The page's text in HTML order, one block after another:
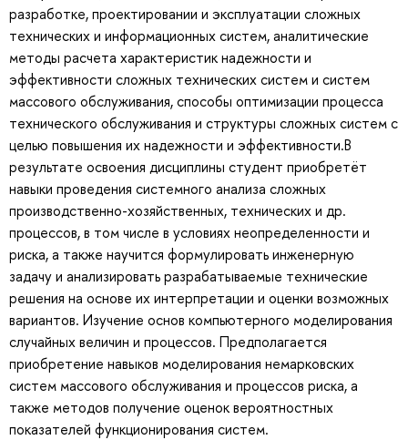
разработке, проектировании и эксплуатации сложных
технических и информационных систем, аналитические
методы расчета характеристик надежности и
эффективности сложных технических систем и систем
массового обслуживания, способы оптимизации процесса
технического обслуживания и структуры сложных систем с
целью повышения их надежности и эффективности.В
результате освоения дисциплины студент приобретёт
навыки проведения системного анализа сложных
производственно-хозяйственных, технических и др.
процессов, в том числе в условиях неопределенности и
риска, а также научится формулировать инженерную
задачу и анализировать разрабатываемые технические
решения на основе их интерпретации и оценки возможных
вариантов. Изучение основ компьютерного моделирования
случайных величин и процессов. Предполагается
приобретение навыков моделирования немарковских
систем массового обслуживания и процессов риска, а
также методов получение оценок вероятностных
показателей функционирования систем.